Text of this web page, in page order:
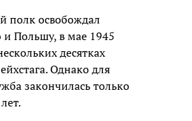
полк освобождал
и Польшу, в мае 1945
десятках
Однако для
закончилась только